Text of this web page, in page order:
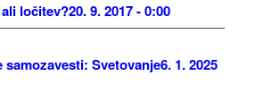
ločitev?20. 9. 2017 - 0:00
samozavesti: Svetovanje6. 1. 2025